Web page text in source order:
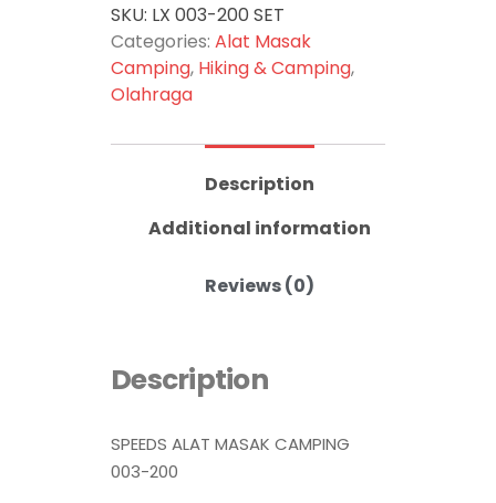
SKU: LX 003-200 SET
Categories: Alat Masak
Camping, Hiking & Camping,
Olahraga
Description
Additional information
Reviews (0)
Description
SPEEDS ALAT MASAK CAMPING
003-200